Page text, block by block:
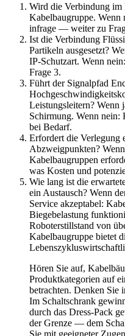
Wird die Verbindung im
Kabelbaugruppe. Wenn
infrage — weiter zu
Ist die Verbindung
Partikeln ausgesetzt?
IP-Schutzart. Wenn
Frage 3.
Führt der Signalpfad
Leistungsleitern? Wenn
Schirmung. Wenn nein:
bei Bedarf.
Erfordert die Verlegung
Abzweigpunkten?
Kabelbaugruppen
was Kosten und
Wie lang ist die
ein Austausch? Wenn
Service akzeptabel:
Biegebelastung
Roboterstillstand von
Kabelbaugruppe bietet
Hören Sie auf,
Produktkategorien auf
betrachten. Denken Sie
Im Schaltschrank
durch das Dress-Pack
der Grenze — dem
Sie mit geeigneter